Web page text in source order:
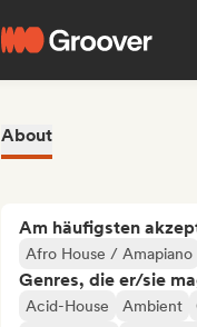
About
Am häufigsten
Afro House / Amapiano
Genres, die er/sie
Acid-House Ambient